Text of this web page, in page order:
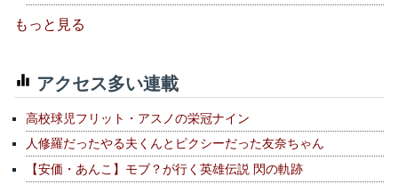
もっと見る
アクセス多い連載
高校球児フリット・アスノの栄冠ナイン
人修羅だったやる夫くんとピクシーだった友奈ちゃん
【安価・あんこ】モブ？が行く英雄伝説 閃の軌跡